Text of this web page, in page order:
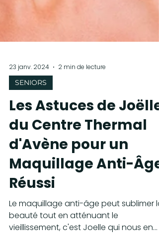
SENIORS
Les Astuces de Joëlle
du Centre Thermal
d'Avène pour un
Maquillage Anti-Âge
Réussi